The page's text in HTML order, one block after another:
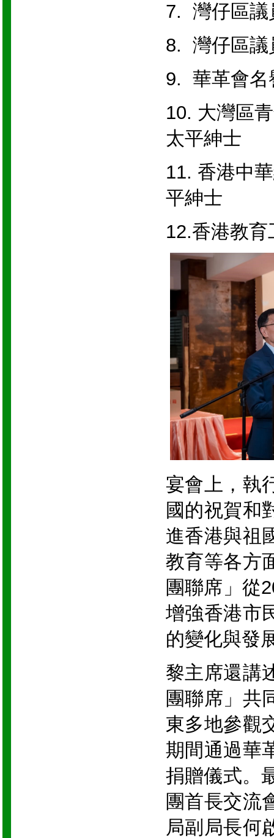
7. 灣仔
8. 灣仔
9. 華革
10. 大灣區
太平紳士
11. 香港
平紳士
12.香港教
宴會上，執
國的祝賀和
進香港與祖
教育等各方
團聯席」從
增強香港市
的變化與發
黎主席還講
團聯席」共
東多地參觀
期間通過華
捐贈儀式。
團首長交流
局副局長何